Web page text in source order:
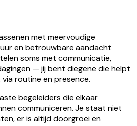
met meervoudige
en betrouwbare aandacht
soms met communicatie,
— jij bent diegene die helpt
routine en presence.
begeleiders die elkaar
communiceren. Je staat niet
er is altijd doorgroei en